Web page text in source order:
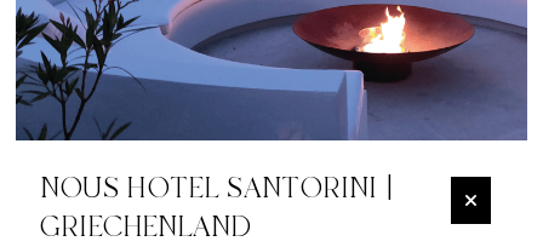
NOUS HOTEL SANTORINI |
GRIECHENLAND